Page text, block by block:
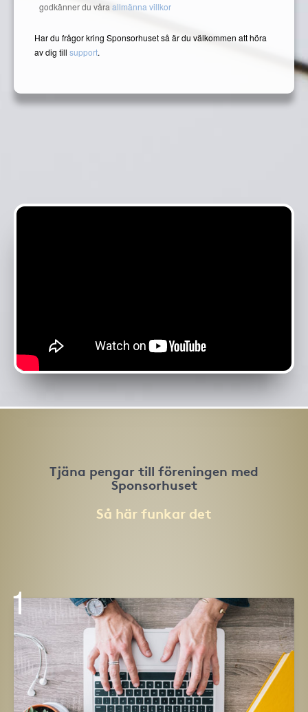
godkänner du våra allmänna villkor
Har du frågor kring Sponsorhuset så är du välkommen att höra
av dig till support.
Tjäna pengar till föreningen med
Sponsorhuset
Så här funkar det
1